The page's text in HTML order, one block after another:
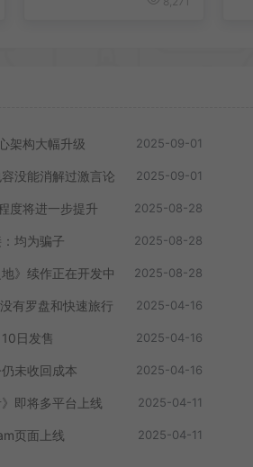
架构大幅升级 2025-09-01
没能消解过激言论 2025-09-01
度将进一步提升 2025-08-28
均为骗子 2025-08-28
》续作正在开发中 2025-08-28
有罗盘和快速旅行 2025-04-16
日发售 2025-04-16
未收回成本 2025-04-16
即将多平台上线 2025-04-11
页面上线 2025-04-11